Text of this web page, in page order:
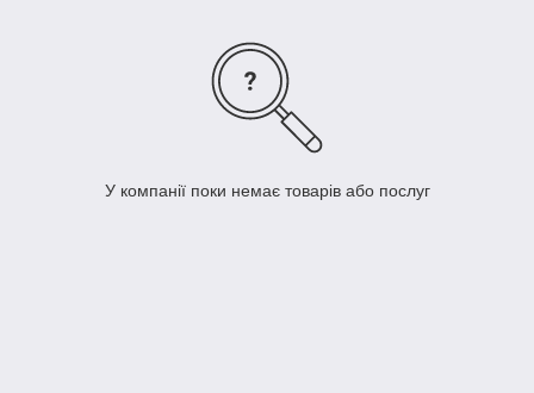
У компанії поки немає товарів або послуг